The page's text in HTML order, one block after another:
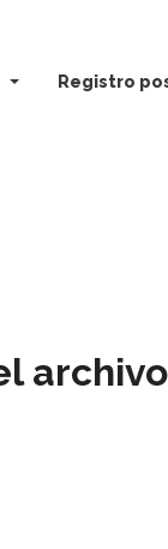
Registro